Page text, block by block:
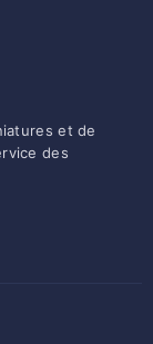
et de
des